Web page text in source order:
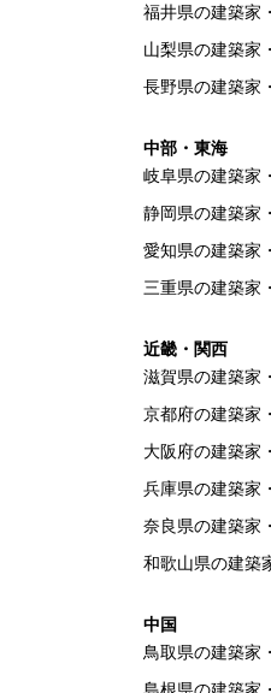
福井県の建築家
山梨県の建築家
長野県の建築家
中部・東海
岐阜県の建築家
静岡県の建築家
愛知県の建築家
三重県の建築家
近畿・関西
滋賀県の建築家
京都府の建築家
大阪府の建築家
兵庫県の建築家
奈良県の建築家
和歌山県の建築
中国
鳥取県の建築家